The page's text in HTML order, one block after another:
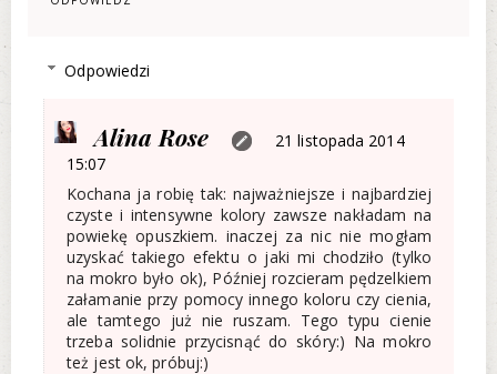
Odpowiedzi
Alina Rose
21 listopada 2014
15:07
Kochana ja robię tak: najważniejsze i najbardziej
czyste i intensywne kolory zawsze nakładam na
powiekę opuszkiem. inaczej za nic nie mogłam
uzyskać takiego efektu o jaki mi chodziło (tylko
na mokro było ok), Później rozcieram pędzelkiem
załamanie przy pomocy innego koloru czy cienia,
ale tamtego już nie ruszam. Tego typu cienie
trzeba solidnie przycisnąć do skóry:) Na mokro
też jest ok, próbuj:)